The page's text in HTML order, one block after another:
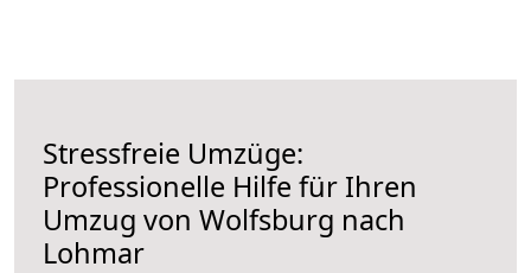
Stressfreie Umzüge:
Professionelle Hilfe für Ihren
Umzug von Wolfsburg nach
Lohmar